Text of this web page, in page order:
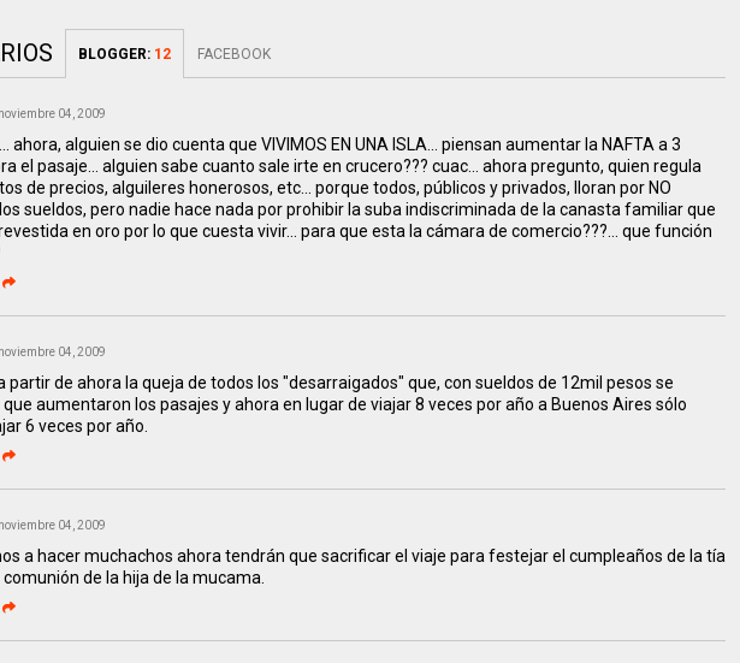
BLOGGER: 12 FACEBOOK
noviembre 04, 2009
ahora, alguien se dio cuenta que VIVIMOS EN UNA ISLA... piensan aumentar la NAFTA a 3
el pasaje... alguien sabe cuanto sale irte en crucero??? cuac... ahora pregunto, quien regula
de precios, alguileres honerosos, etc... porque todos, públicos y privados, lloran por NO
sueldos, pero nadie hace nada por prohibir la suba indiscriminada de la canasta familiar que
en oro por lo que cuesta vivir... para que esta la cámara de comercio???... que función
noviembre 04, 2009
partir de ahora la queja de todos los "desarraigados" que, con sueldos de 12mil pesos se
aumentaron los pasajes y ahora en lugar de viajar 8 veces por año a Buenos Aires sólo
6 veces por año.
noviembre 04, 2009
a hacer muchachos ahora tendrán que sacrificar el viaje para festejar el cumpleaños de la tía
comunión de la hija de la mucama.